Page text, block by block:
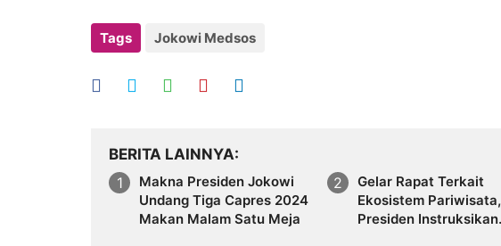
Tags Jokowi Medsos
BERITA LAINNYA
Makna Presiden Jokowi
Undang Tiga Capres 2024
Makan Malam Satu Meja
Gelar Rapat Terkait
Ekosistem Pariwisata,
Presiden Instruksikan